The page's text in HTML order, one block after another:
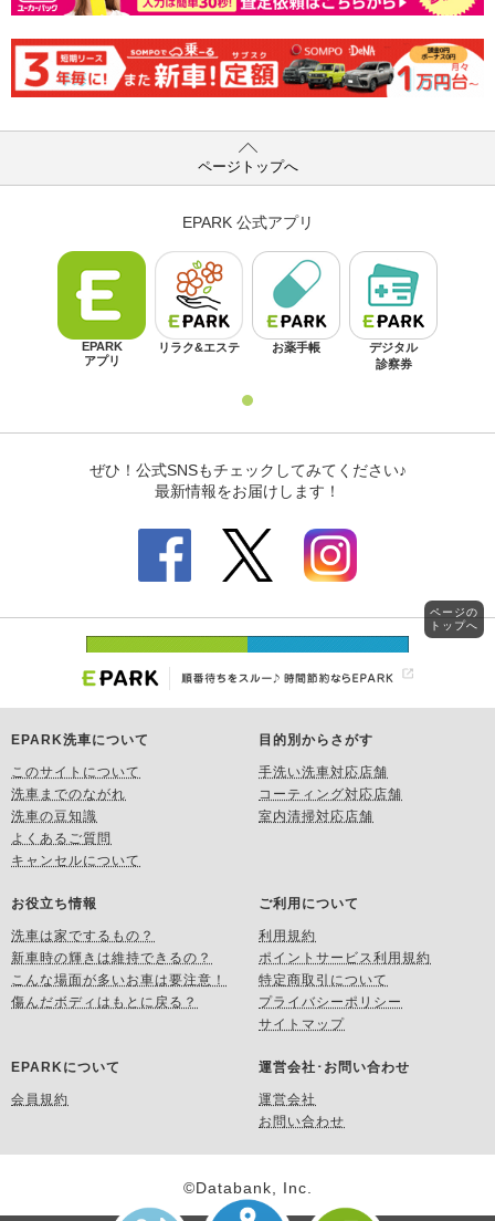
ページトップへ
EPARK洗車について
このサイトについて
洗車までのながれ
洗車の豆知識
よくあるご質問
キャンセルについて
目的別からさがす
手洗い洗車対応店舗
コーティング対応店舗
室内清掃対応店舗
お役立ち情報
洗車は家でするもの？
新車時の輝きは維持できるの？
こんな場面が多いお車は要注意！
傷んだボディはもとに戻る？
ご利用について
利用規約
ポイントサービス利用規約
特定商取引について
プライバシーポリシー
サイトマップ
EPARKについて
会員規約
運営会社･お問い合わせ
運営会社
お問い合わせ
©Databank, Inc.
ページの
トップへ